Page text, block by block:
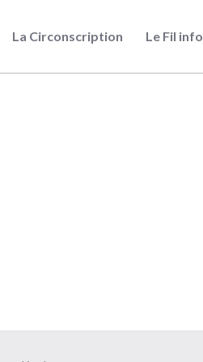
La Circonscription Le Fil info